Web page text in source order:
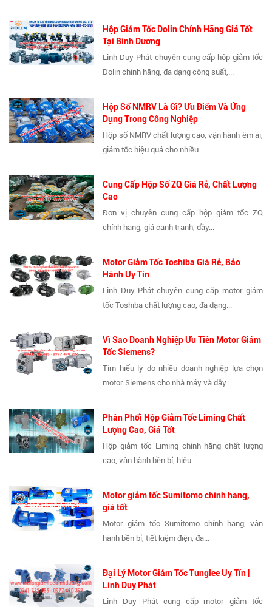
Hộp Giảm Tốc Dolin Chính Hãng Giá Tốt
Tại Bình Dương
Linh Duy Phát chuyên cung cấp hộp giảm tốc
Dolin chính hãng, đa dạng công suất,...
Hộp Số NMRV Là Gì? Ưu Điểm Và Ứng
Dụng Trong Công Nghiệp
Hộp số NMRV chất lượng cao, vận hành êm ái,
giảm tốc hiệu quả cho nhiều...
Cung Cấp Hộp Số ZQ Giá Rẻ, Chất Lượng
Cao
Đơn vị chuyên cung cấp hộp giảm tốc ZQ
chính hãng, giá cạnh tranh, đầy...
Motor Giảm Tốc Toshiba Giá Rẻ, Bảo
Hành Uy Tín
Linh Duy Phát chuyên cung cấp motor giảm
tốc Toshiba chất lượng cao, đa dạng...
Vì Sao Doanh Nghiệp Ưu Tiên Motor Giảm
Tốc Siemens?
Tìm hiểu lý do nhiều doanh nghiệp lựa chọn
motor Siemens cho nhà máy và dây...
Phân Phối Hộp Giảm Tốc Liming Chất
Lượng Cao, Giá Tốt
Hộp giảm tốc Liming chính hãng chất lượng
cao, vận hành bền bỉ, hiệu...
Motor giảm tốc Sumitomo chính hãng,
giá tốt
Motor giảm tốc Sumitomo chính hãng, vận
hành bền bỉ, tiết kiệm điện, đa...
Đại Lý Motor Giảm Tốc Tunglee Uy Tín |
Linh Duy Phát
Linh Duy Phát cung cấp motor giảm tốc